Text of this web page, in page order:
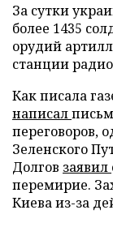
За сутки
более 1435
орудий
станции
Как писала
написал
переговоров,
Зеленского
Долгов заявил
перемирие.
Киева из-за